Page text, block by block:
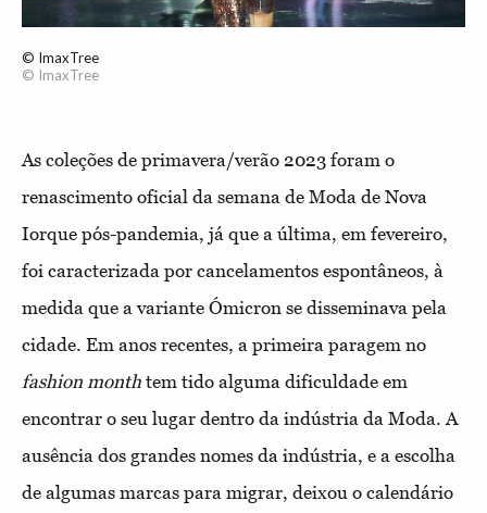
© ImaxTree
© ImaxTree
As coleções de primavera/verão 2023 foram o
renascimento oficial da semana de Moda de Nova
Iorque pós-pandemia, já que a última, em fevereiro,
foi caracterizada por cancelamentos espontâneos, à
medida que a variante Ómicron se disseminava pela
cidade. Em anos recentes, a primeira paragem no
fashion month tem tido alguma dificuldade em
encontrar o seu lugar dentro da indústria da Moda. A
ausência dos grandes nomes da indústria, e a escolha
de algumas marcas para migrar, deixou o calendário